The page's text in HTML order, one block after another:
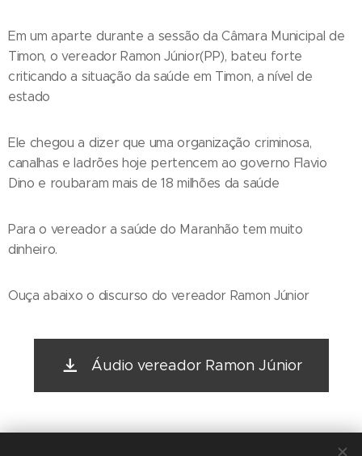
Em um aparte durante a sessão da Câmara Municipal de
Timon, o vereador Ramon Júnior(PP), bateu forte
criticando a situação da saúde em Timon, a nível de
estado
Ele chegou a dizer que uma organização criminosa,
canalhas e ladrões hoje pertencem ao governo Flavio
Dino e roubaram mais de 18 milhões da saúde
Para o vereador a saúde do Maranhão tem muito
dinheiro.
Ouça abaixo o discurso do vereador Ramon Júnior
Áudio vereador Ramon Júnior